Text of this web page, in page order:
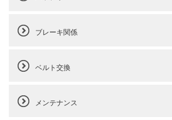
ブレーキ関係
ベルト交換
メンテナンス